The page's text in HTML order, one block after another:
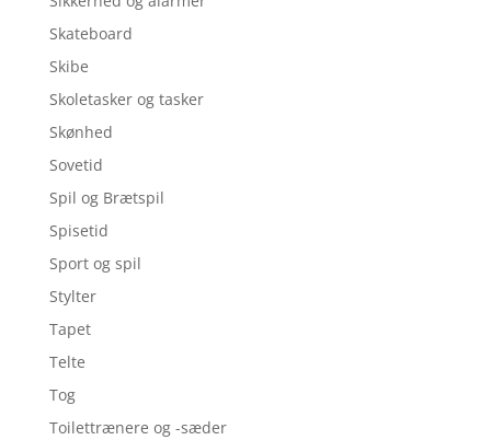
Skateboard
Skibe
Skoletasker og tasker
Skønhed
Sovetid
Spil og Brætspil
Spisetid
Sport og spil
Stylter
Tapet
Telte
Tog
Toilettrænere og -sæder